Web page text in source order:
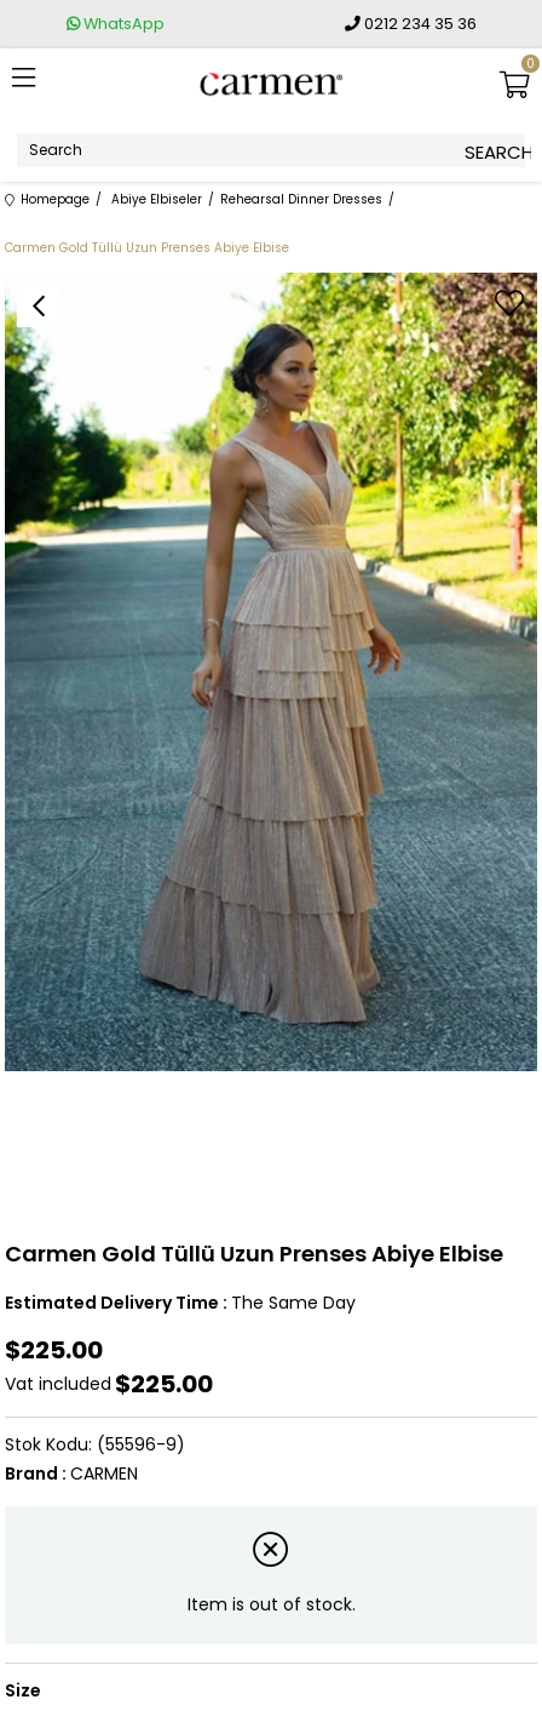
WhatsApp 0212 234 35 36
0
Homepage Abiye Elbiseler Rehearsal Dinner Dresses
Carmen Gold Tüllü Uzun Prenses Abiye Elbise
Carmen Gold Tüllü Uzun Prenses Abiye Elbise
Estimated Delivery Time : The Same Day
$225.00
Vat included $225.00
(55596-9)
Brand : CARMEN
Item is out of stock.
Size